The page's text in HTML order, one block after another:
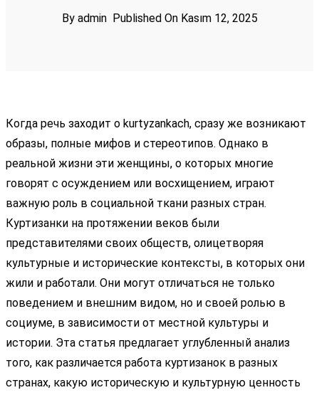
By admin Published On Kasım 12, 2025
Когда речь заходит о kurtyzankach, сразу же возникают
образы, полные мифов и стереотипов. Однако в
реальной жизни эти женщины, о которых многие
говорят с осуждением или восхищением, играют
важную роль в социальной ткани разных стран.
Куртизанки на протяжении веков были
представителями своих обществ, олицетворяя
культурные и исторические контексты, в которых они
жили и работали. Они могут отличаться не только
поведением и внешним видом, но и своей ролью в
социуме, в зависимости от местной культуры и
истории. Эта статья предлагает углубленный анализ
того, как различается работа куртизанок в разных
странах, какую историческую и культурную ценность